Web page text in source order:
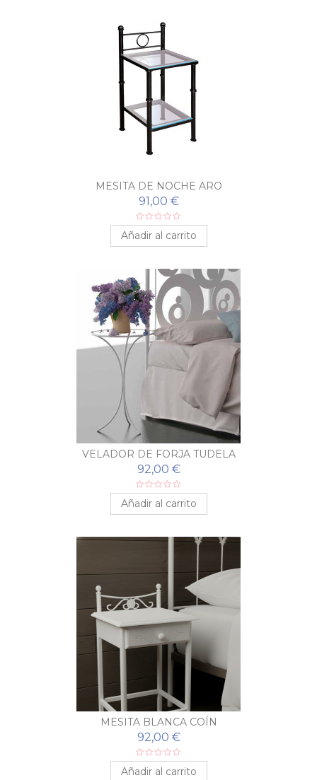
MESITA DE NOCHE ARO
91,00 €
Añadir al carrito
VELADOR DE FORJA TUDELA
92,00 €
Añadir al carrito
MESITA BLANCA COÍN
92,00 €
Añadir al carrito